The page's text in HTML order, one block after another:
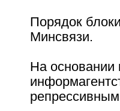
Порядок
Минсвязи.
На основании